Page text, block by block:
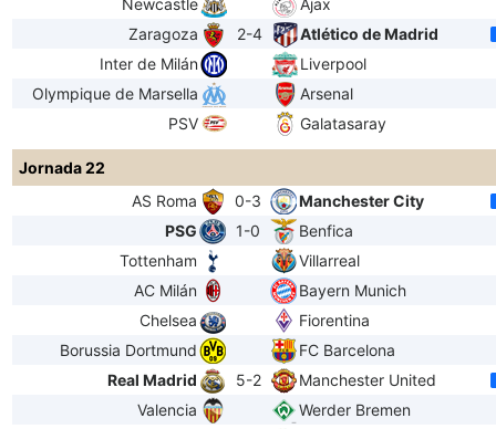
Newcastle
Ajax
Zaragoza
2-4
Atlético de Madrid
Inter de Milán
Liverpool
Olympique de Marsella
Arsenal
PSV
Galatasaray
Jornada 22
AS Roma
0-3
Manchester City
PSG
1-0
Benfica
Tottenham
Villarreal
AC Milán
Bayern Munich
Chelsea
Fiorentina
Borussia Dortmund
FC Barcelona
Real Madrid
5-2
Manchester United
Valencia
Werder Bremen